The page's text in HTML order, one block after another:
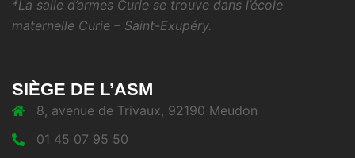
*La salle d’armes Curie se trouve dans l’école
maternelle Curie – Saint-Exupéry.
SIÈGE DE L’ASM
8, avenue de Trivaux, 92190 Meudon
01 45 07 95 50